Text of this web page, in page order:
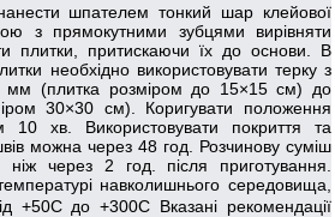
шпателем тонкий шар клейової
з прямокутними зубцями вирівняти
плитки, притискаючи їх до основи. В
необхідно використовувати терку з
мм (плитка розміром до 15×15 см) до
30×30 см). Коригувати положення
10 хв. Використовувати покриття та
можна через 48 год. Розчинову суміш
ніж через 2 год. після приготування.
навколишнього середовища,
+50С до +300С Вказані рекомендації